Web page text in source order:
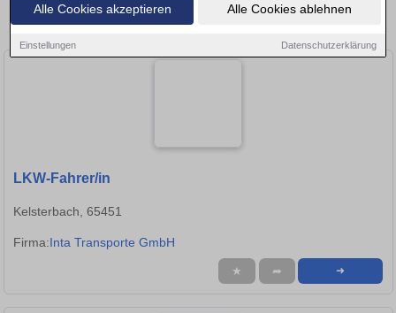
Alle Cookies akzeptieren Alle Cookies ablehnen
Einstellungen Datenschutzerklärung
Region und bewerben Sie sich direkt auf passende Kurierfahrer-Stellen
in Frankfurt am Main!
LKW-Fahrer/in
Kelsterbach, 65451
Firma:Inta Transporte GmbH
★ ➦ ➜